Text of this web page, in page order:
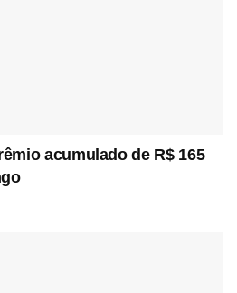
acumulado de R$ 165